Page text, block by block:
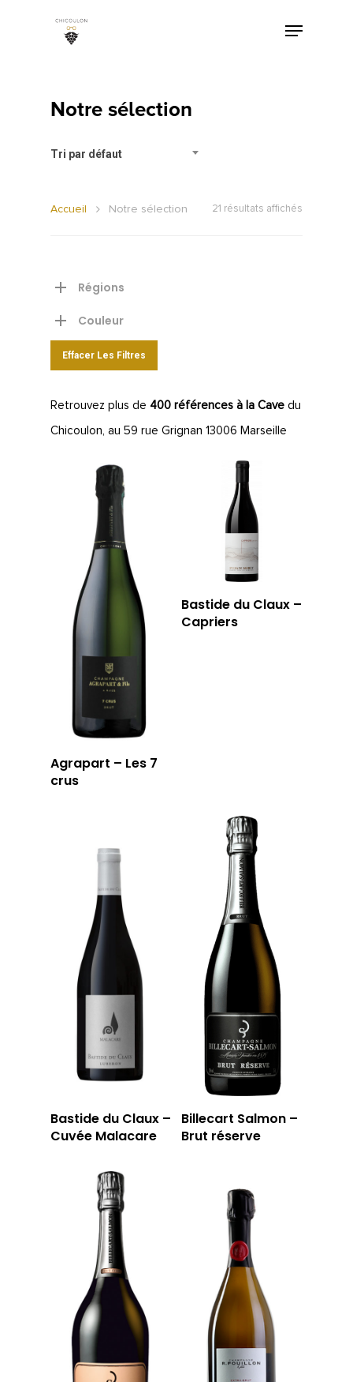
Notre sélection
Tri par défaut
21 résultats affichés
Accueil Notre sélection
Régions
Couleur
Effacer Les Filtres
Retrouvez plus de 400 références à la Cave du
Chicoulon, au 59 rue Grignan 13006 Marseille
Agrapart – Les 7
crus
Bastide du Claux –
Capriers
Bastide du Claux –
Cuvée Malacare
Billecart Salmon –
Brut réserve